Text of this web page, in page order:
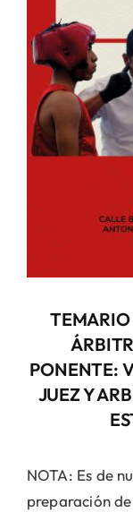
TEMARIO
PONENTE:
JUEZ Y
NOTA: Es de
preparación